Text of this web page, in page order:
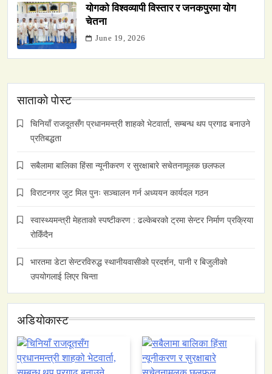
योगको विश्वव्यापी विस्तार र जनकपुरमा योग
चेतना
June 19, 2026
साताकाे पाेस्ट
चिनियाँ राजदूतसँग प्रधानमन्त्री शाहको भेटवार्ता, सम्बन्ध थप प्रगाढ बनाउने
प्रतिबद्धता
सबैलामा बालिका हिंसा न्यूनीकरण र सुरक्षाबारे सचेतनामूलक छलफल
विराटनगर जुट मिल पुनः सञ्चालन गर्न अध्ययन कार्यदल गठन
स्वास्थ्यमन्त्री मेहताको स्पष्टीकरण : ढल्केबरको ट्रमा सेन्टर निर्माण प्रक्रिया
रोकिँदैन
भारतमा डेटा सेन्टरविरुद्ध स्थानीयवासीको प्रदर्शन, पानी र बिजुलीको
उपयोगलाई लिएर चिन्ता
अडियाेकास्ट